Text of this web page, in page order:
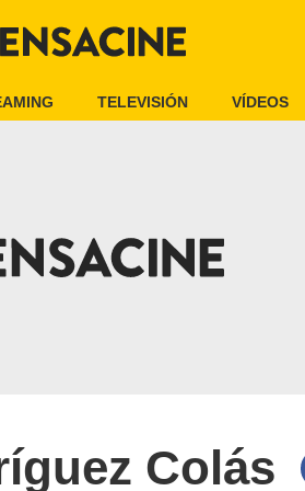
TELEVISIÓN VÍDEOS
Colás